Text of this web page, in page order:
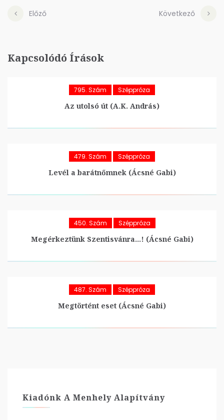
Előző Következő
Kapcsolódó Írások
795. Szám Széppróza
Az utolsó út (A.K. András)
479. Szám Széppróza
Levél a barátnőmnek (Ácsné Gabi)
450. Szám Széppróza
Megérkeztünk Szentisvánra…! (Ácsné Gabi)
487. Szám Széppróza
Megtörtént eset (Ácsné Gabi)
Kiadónk A Menhely Alapítvány